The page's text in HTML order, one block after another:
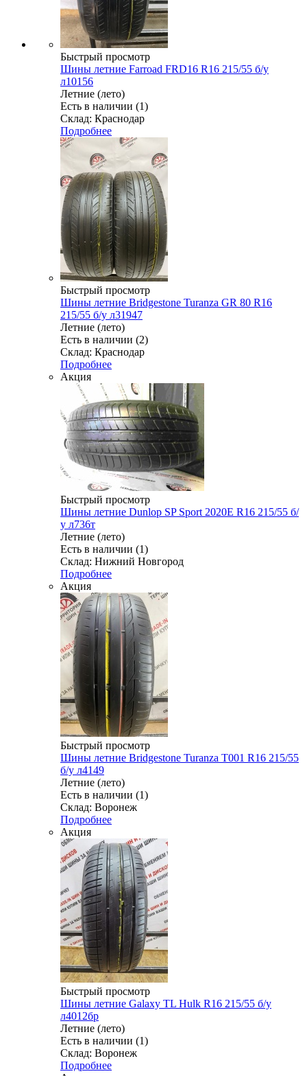
Быстрый просмотр
Шины летние Farroad FRD16 R16 215/55 б/у
л10156
Летние (лето)
Есть в наличии (1)
Склад: Краснодар
Подробнее
Быстрый просмотр
Шины летние Bridgestone Turanza GR 80 R16
215/55 б/у л31947
Летние (лето)
Есть в наличии (2)
Склад: Краснодар
Подробнее
Акция
Быстрый просмотр
Шины летние Dunlop SP Sport 2020E R16 215/55 б/
у л736т
Летние (лето)
Есть в наличии (1)
Склад: Нижний Новгород
Подробнее
Акция
Быстрый просмотр
Шины летние Bridgestone Turanza T001 R16 215/55
б/у л4149
Летние (лето)
Есть в наличии (1)
Склад: Воронеж
Подробнее
Акция
Быстрый просмотр
Шины летние Galaxy TL Hulk R16 215/55 б/у
л4012бр
Летние (лето)
Есть в наличии (1)
Склад: Воронеж
Подробнее